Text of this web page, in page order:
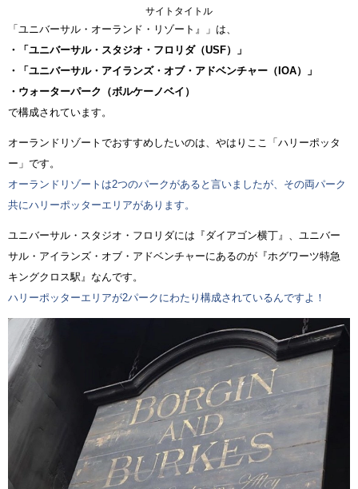
サイトタイトル
「ユニバーサル・オーランド・リゾート』」は、
・「ユニバーサル・スタジオ・フロリダ（USF）」
・「ユニバーサル・アイランズ・オブ・アドベンチャー（IOA）」
・ウォーターパーク（ボルケーノベイ）
で構成されています。
オーランドリゾートでおすすめしたいのは、やはりここ「ハリーポッタ
ー」です。
オーランドリゾートは2つのパークがあると言いましたが、その両パーク
共にハリーポッターエリアがあります。
ユニバーサル・スタジオ・フロリダには『ダイアゴン横丁』、ユニバー
サル・アイランズ・オブ・アドベンチャーにあるのが『ホグワーツ特急
キングクロス駅』なんです。
ハリーポッターエリアが2パークにわたり構成されているんですよ！